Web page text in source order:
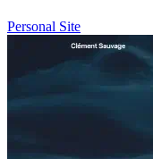
Personal Site